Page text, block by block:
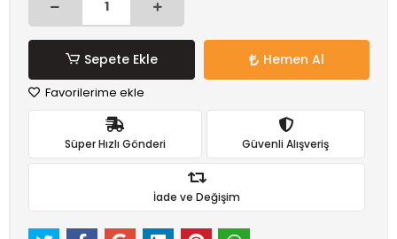
Sepete Ekle Hemen Al
Favorilerime ekle
Süper Hızlı Gönderi Güvenli Alışveriş
İade ve Değişim